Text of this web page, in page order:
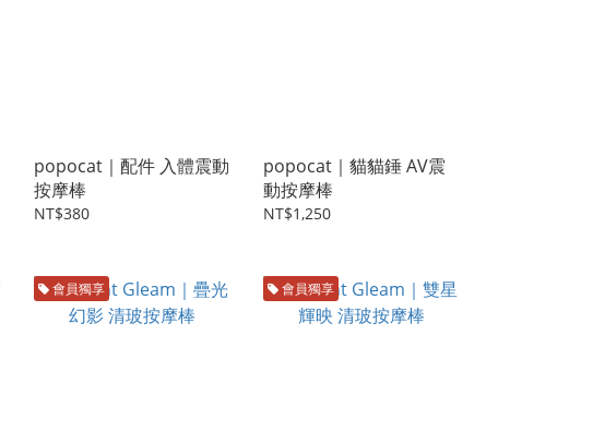
popocat｜配件 入體震動
按摩棒
NT$380
popocat｜貓貓錘 AV震
動按摩棒
NT$1,250
會員獨享 會員獨享